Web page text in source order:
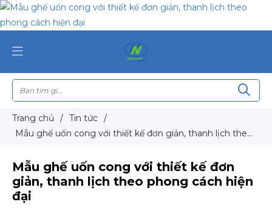
Trang chủ / Tin tức /
Mẫu ghế uốn cong với thiết kế đơn giản, thanh lịch theo
Mẫu ghế uốn cong với thiết kế đơn
giản, thanh lịch theo phong cách hiện
đại